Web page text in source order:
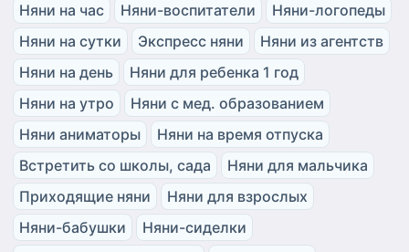
Няни на час
Няни-воспитатели
Няни-логопеды
Няни на сутки
Экспресс няни
Няни из агентств
Няни на день
Няни для ребенка 1 год
Няни на утро
Няни с мед. образованием
Няни аниматоры
Няни на время отпуска
Встретить со школы, сада
Няни для мальчика
Приходящие няни
Няни для взрослых
Няни-бабушки
Няни-сиделки